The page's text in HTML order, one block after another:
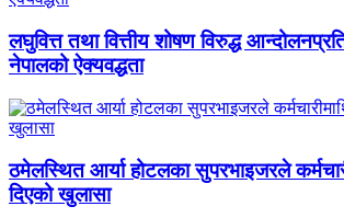
लघुवित्त तथा वित्तीय शोषण विरुद्ध
नेपालको ऐक्यवद्धता
ठमेलस्थित आर्या होटलका सुपरभाइजरले
दिएको खुलासा